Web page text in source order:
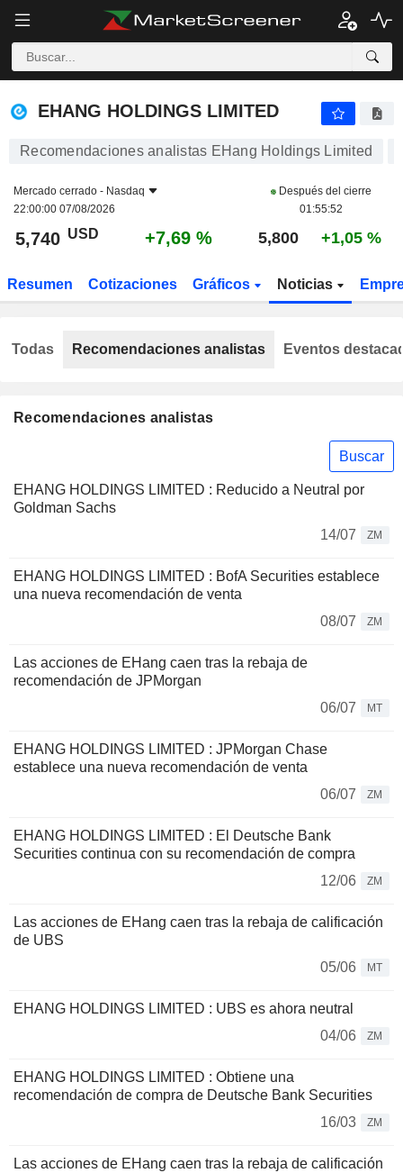
EHANG HOLDINGS LIMITED
EHANG HOLDINGS LIMITED
Recomendaciones analistas EHang Holdings Limited
Mercado cerrado - Nasdaq
22:00:00 07/08/2026
Después del cierre
01:55:52
5,740 USD +7,69 % 5,800 +1,05 %
Resumen Cotizaciones Gráficos Noticias
Recomendaciones analistas
Buscar
EHANG HOLDINGS LIMITED : Reducido a Neutral por
Goldman Sachs
14/07
ZM
EHANG HOLDINGS LIMITED : BofA Securities establece
una nueva recomendación de venta
08/07
ZM
Las acciones de EHang caen tras la rebaja de
recomendación de JPMorgan
06/07
MT
EHANG HOLDINGS LIMITED : JPMorgan Chase
establece una nueva recomendación de venta
06/07
ZM
EHANG HOLDINGS LIMITED : El Deutsche Bank
Securities continua con su recomendación de compra
12/06
ZM
Las acciones de EHang caen tras la rebaja de calificación
de UBS
05/06
MT
EHANG HOLDINGS LIMITED : UBS es ahora neutral
04/06
ZM
EHANG HOLDINGS LIMITED : Obtiene una
recomendación de compra de Deutsche Bank Securities
16/03
ZM
Las acciones de EHang caen tras la rebaja de calificación
Todas Recomendaciones analistas Eventos